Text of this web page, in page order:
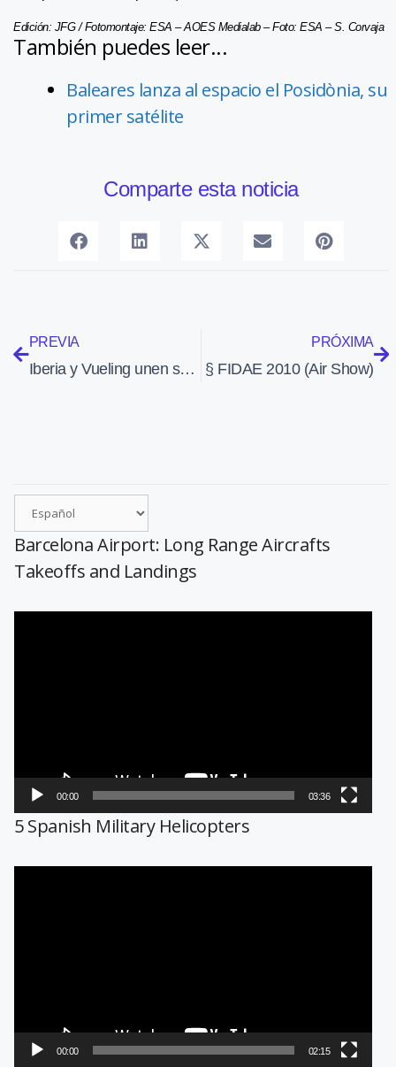
Edición: JFG / Fotomontaje: ESA – AOES Medialab – Foto: ESA – S. Corvaja
También puedes leer...
Baleares lanza al espacio el Posidònia, su
primer satélite
Comparte esta noticia
PREVIA
Iberia y Vueling unen sus fuerzas en El Prat para desactivar a Spanair
PRÓXIMA
§ FIDAE 2010 (Air Show)
Barcelona Airport: Long Range Aircrafts
Takeoffs and Landings
00:00 03:36
5 Spanish Military Helicopters
00:00 02:15